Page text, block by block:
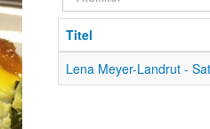
Titel
Lena Meyer-Landrut -